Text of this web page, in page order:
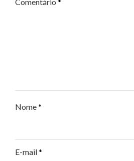
Nome*
E-mail*